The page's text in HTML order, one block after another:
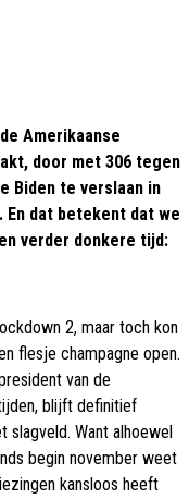
Amerikaanse
door met 306 tegen
Biden te verslaan in
dat betekent dat we
verder donkere tijd:
2, maar toch kon
flesje champagne open.
van de
blijft definitief
slagveld. Want alhoewel
begin november weet
kansloos heeft